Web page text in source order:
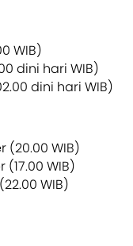
WIB)
dini hari WIB)
dini hari WIB)
(20.00 WIB)
WIB)
WIB)